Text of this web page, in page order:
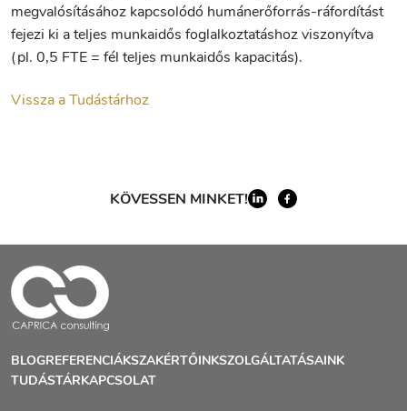
megvalósításához kapcsolódó humánerőforrás-ráfordítást
fejezi ki a teljes munkaidős foglalkoztatáshoz viszonyítva
(pl. 0,5 FTE = fél teljes munkaidős kapacitás).
Vissza a Tudástárhoz
KÖVESSEN MINKET!
BLOGREFERENCIÁKSZAKÉRTŐINKSZOLGÁLTATÁSAINK
TUDÁSTÁRKAPCSOLAT